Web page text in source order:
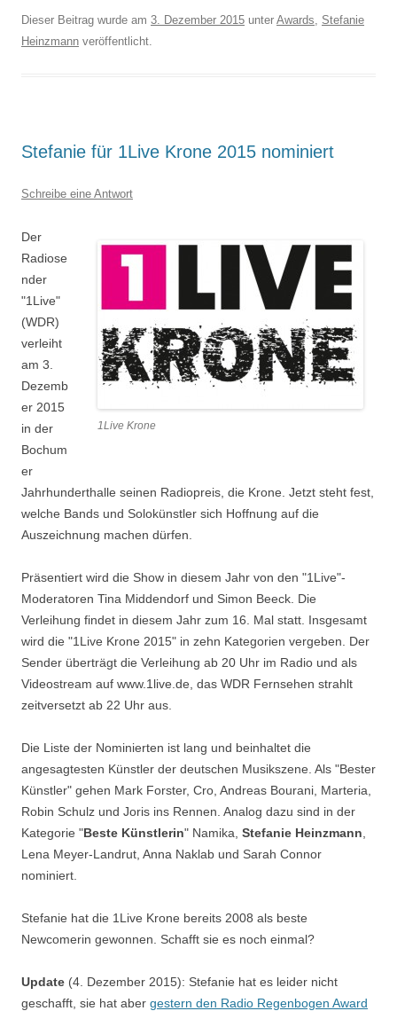
Dieser Beitrag wurde am 3. Dezember 2015 unter Awards, Stefanie
Heinzmann veröffentlicht.
Stefanie für 1Live Krone 2015 nominiert
Schreibe eine Antwort
1Live Krone
Der
Radiose
nder
"1Live"
(WDR)
verleiht
am 3.
Dezemb
er 2015
in der
Bochum
er
Jahrhunderthalle seinen Radiopreis, die Krone. Jetzt steht fest,
welche Bands und Solokünstler sich Hoffnung auf die
Auszeichnung machen dürfen.
Präsentiert wird die Show in diesem Jahr von den "1Live"-
Moderatoren Tina Middendorf und Simon Beeck. Die
Verleihung findet in diesem Jahr zum 16. Mal statt. Insgesamt
wird die "1Live Krone 2015" in zehn Kategorien vergeben. Der
Sender überträgt die Verleihung ab 20 Uhr im Radio und als
Videostream auf www.1live.de, das WDR Fernsehen strahlt
zeitversetzt ab 22 Uhr aus.
Die Liste der Nominierten ist lang und beinhaltet die
angesagtesten Künstler der deutschen Musikszene. Als "Bester
Künstler" gehen Mark Forster, Cro, Andreas Bourani, Marteria,
Robin Schulz und Joris ins Rennen. Analog dazu sind in der
Kategorie "Beste Künstlerin" Namika, Stefanie Heinzmann
Lena Meyer-Landrut, Anna Naklab und Sarah Connor
nominiert.
Stefanie hat die 1Live Krone bereits 2008 als beste
Newcomerin gewonnen. Schafft sie es noch einmal?
Update (4. Dezember 2015): Stefanie hat es leider nicht
geschafft, sie hat aber gestern den Radio Regenbogen Award